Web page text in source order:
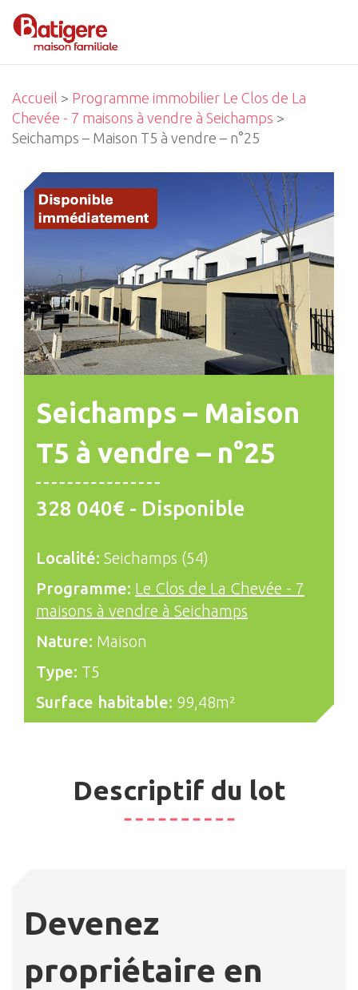
Accueil > Programme immobilier Le Clos de La
Chevée - 7 maisons à vendre à Seichamps >
Seichamps – Maison T5 à vendre – n°25
Seichamps – Maison
T5 à vendre – n°25
328 040€ - Disponible
Localité: Seichamps (54)
Programme: Le Clos de La Chevée - 7
maisons à vendre à Seichamps
Nature: Maison
Type: T5
Surface habitable: 99,48m²
Descriptif du lot
Devenez
propriétaire en